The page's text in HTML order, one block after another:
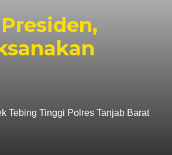
Cinta Ditolak,
Liputantanjab.com – Tragis